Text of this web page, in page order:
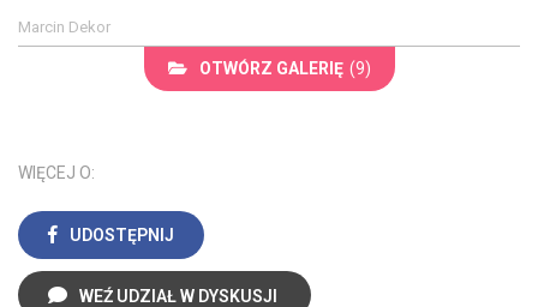
Marcin Dekor
OTWÓRZ GALERIĘ (9)
WIĘCEJ O:
UDOSTĘPNIJ
WEŹ UDZIAŁ W DYSKUSJI